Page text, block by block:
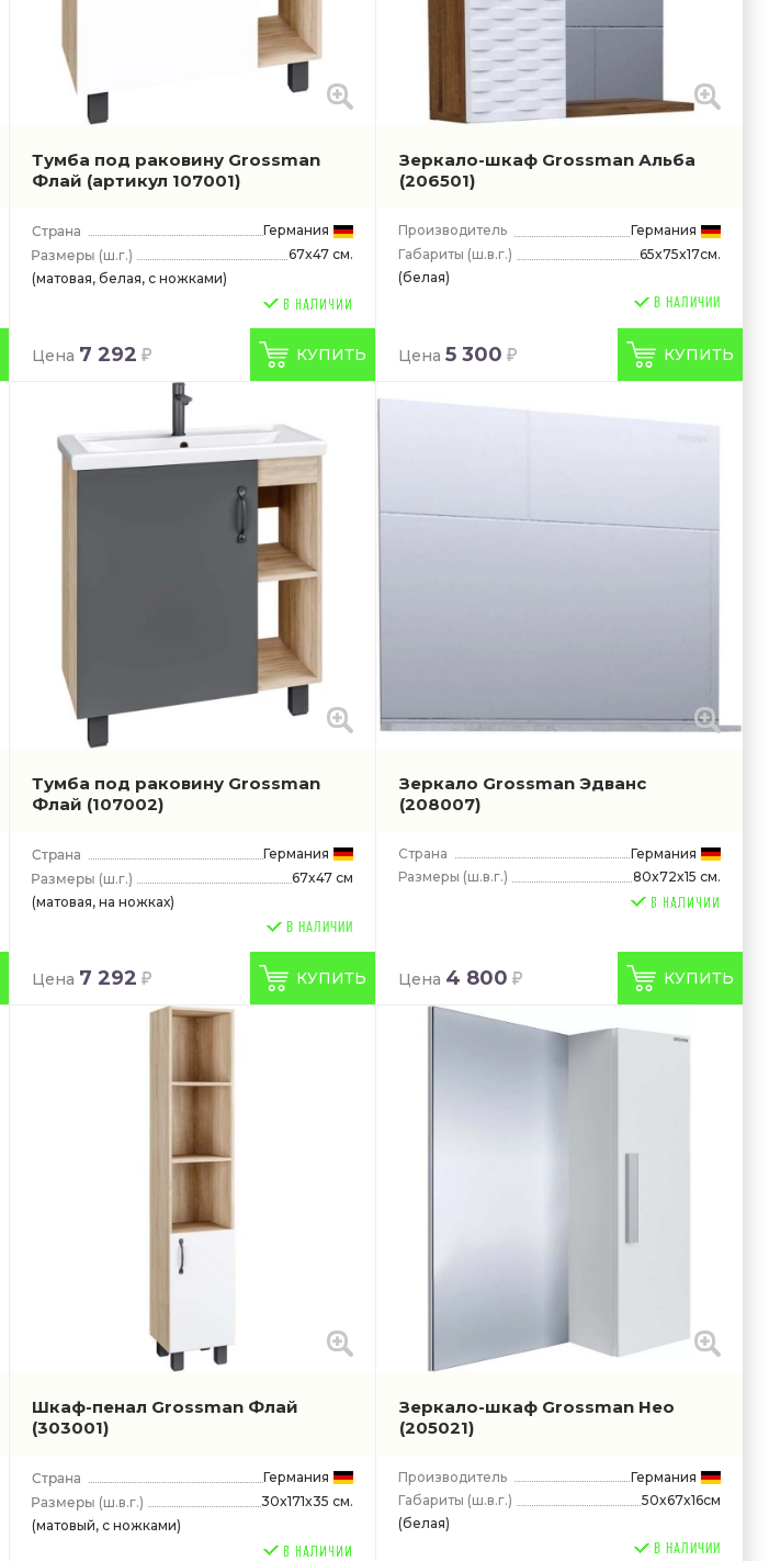
Тумба под раковину Grossman
Флай (артикул 107001)
Германия
(ш.г.)
67x47 см.
(матовая, белая, с ножками)
Цена 7 292 КУПИТЬ
Зеркало-шкаф Grossman Альба
(206501)
Производитель
Германия
Габариты (ш.в.г.)
65x75x17см.
(белая)
В НАЛИЧИИ
Цена 5 300 КУПИТЬ
Тумба под раковину Grossman
Флай (107002)
Германия
(ш.г.)
67x47 см
(матовая, на ножках)
В НАЛИЧИИ
Цена 7 292 КУПИТЬ
Зеркало Grossman Эдванс
(208007)
Страна
Германия
Размеры (ш.в.г.) 80x72x15 см.
Цена 4 800 КУПИТЬ
Шкаф-пенал Grossman Флай
(303001)
Германия
(ш.в.г.)
30x171x35 см.
(матовый, с ножками)
Зеркало-шкаф Grossman Нео
(205021)
Производитель
Германия
Габариты (ш.в.г.)
50x67x16см
(белая)
В НАЛИЧИИ